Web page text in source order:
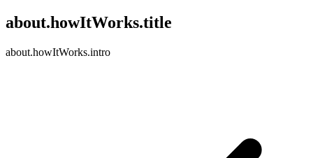
about.howItWorks.title
about.howItWorks.intro